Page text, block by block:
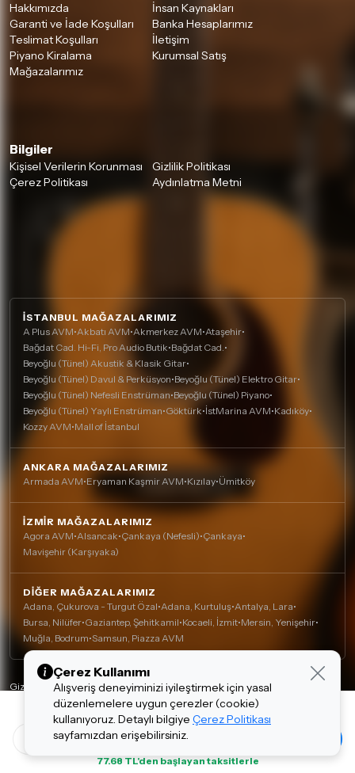
770.00 TL
Sepette 746.90 TL
77.68 TL'den başlayan taksitlerle
Hakkımızda
İnsan Kaynakları
Garanti ve İade Koşulları
Banka Hesaplarımız
Teslimat Koşulları
İletişim
Piyano Kiralama
Kurumsal Satış
Mağazalarımız
Bilgiler
Kişisel Verilerin Korunması
Gizlilik Politikası
Çerez Politikası
Aydınlatma Metni
İSTANBUL MAĞAZALARIMIZ
A Plus AVM•Akbatı AVM•Akmerkez AVM•Ataşehir•
Bağdat Cad. Hi-Fi, Pro Audio Butik•Bağdat Cad.•
Beyoğlu (Tünel) Akustik & Klasik Gitar•
Beyoğlu (Tünel) Davul & Perküsyon•Beyoğlu (Tünel) Elektro Gitar•
Beyoğlu (Tünel) Nefesli Enstrüman•Beyoğlu (Tünel) Piyano•
Beyoğlu (Tünel) Yaylı Enstrüman•Göktürk•İstMarina AVM•Kadıköy•
Kozzy AVM•Mall of İstanbul
ANKARA MAĞAZALARIMIZ
Armada AVM•Eryaman Kaşmir AVM•Kızılay•Ümitköy
İZMIR MAĞAZALARIMIZ
Agora AVM•Alsancak•Çankaya (Nefesli)•Çankaya•
Mavişehir (Karşıyaka)
DIĞER MAĞAZALARIMIZ
Adana, Çukurova - Turgut Özal•Adana, Kurtuluş•Antalya, Lara•
Bursa, Nilüfer•Gaziantep, Şehitkamil•Kocaeli, İzmit•Mersin, Yenişehir•
Muğla, Bodrum•Samsun, Piazza AVM
Gizlilik Politikası
Çerez Politikası
Kişisel Verilerin Korunması
Tasarım ve Teknoloji:invenera
Çerez Kullanımı
Alışveriş deneyiminizi iyileştirmek için yasal
düzenlemelere uygun çerezler (cookie)
kullanıyoruz. Detaylı bilgiye Çerez Politikası
sayfamızdan erişebilirsiniz.